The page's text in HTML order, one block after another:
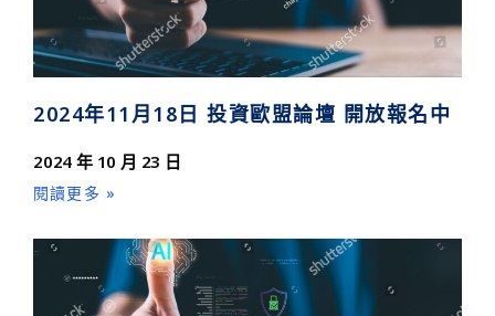
2024年11月18日 投資歐盟論壇 開放報名中
2024 年 10 月 23 日
閱讀更多 »